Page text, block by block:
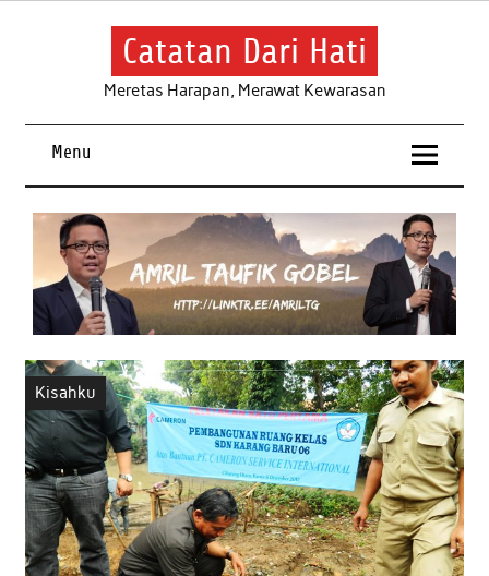
Skip
Catatan Dari Hati
Meretas Harapan, Merawat Kewarasan
Menu
Kisahku